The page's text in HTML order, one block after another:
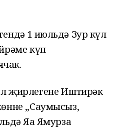
1 июльдә Зур күл
күп
җирлегенең Иштирәк
„Саумысыз,
Яңа Ямурза